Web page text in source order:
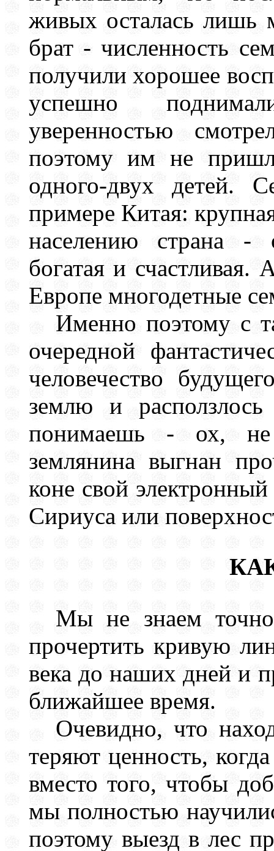
живых осталась лишь
брат - численность
получили хорошее
успешно
уверенностью
поэтому им не
одного-двух детей.
примере Китая:
населению страна -
богатая и счастливая.
Европе многодетные
Именно поэтому с
очередной
человечество
землю и
понимаешь - ох,
землянина выгнан
коне свой
Сириуса или
Мы не знаем
прочертить кривую
века до наших дней и
ближайшее время.
Очевидно, что
теряют ценность,
вместо того, чтобы
мы полностью
поэтому выезд в лес